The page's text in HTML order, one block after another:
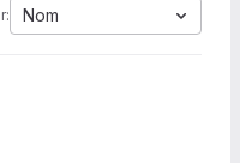
Nom